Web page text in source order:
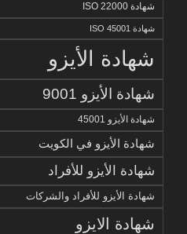
شهادة ISO 22000
شهادة ISO 45001
شهادة الأيزو
شهادة الأيزو 9001
شهادة الأيزو 45001
شهادة الأيزو في الكويت
شهادة الأيزو للأفراد
شهادة الأيزو للأفراد والشركات
شهادة الايزو